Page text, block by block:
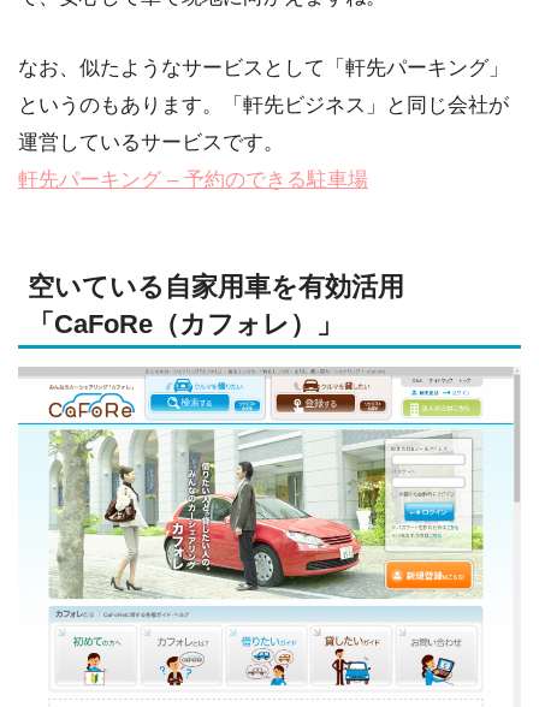
なお、似たようなサービスとして「軒先パーキング」
というのもあります。「軒先ビジネス」と同じ会社が
運営しているサービスです。
軒先パーキング – 予約のできる駐車場
空いている自家用車を有効活用
「CaFoRe（カフォレ）」